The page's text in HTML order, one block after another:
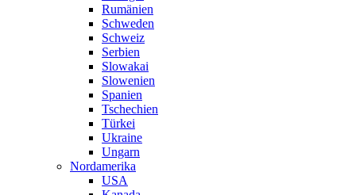
Rumänien
Schweden
Schweiz
Serbien
Slowakai
Slowenien
Spanien
Tschechien
Türkei
Ukraine
Ungarn
Nordamerika
USA